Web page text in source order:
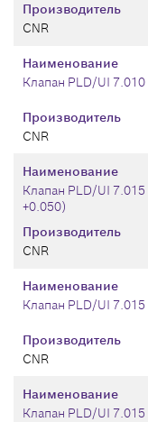
Производитель
CNR
Производитель
CNR
Наименование
Клапан PLD/UI 7.010
Производитель
CNR
Наименование
Клапан PLD/UI
+0.050)
Производитель
CNR
Наименование
Клапан PLD/UI
Наименование
Клапан PLD/UI 7.015